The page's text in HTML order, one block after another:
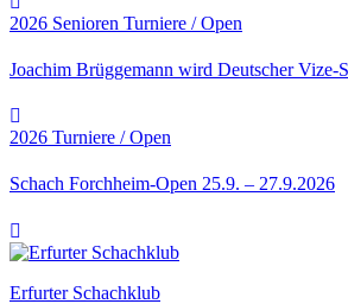
2026 Senioren Turniere / Open
Joachim Brüggemann wird Deutscher Vize-
2026 Turniere / Open
Schach Forchheim-Open 25.9. – 27.9.2026
Erfurter Schachklub